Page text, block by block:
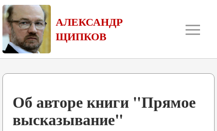
АЛЕКСАНДР
ЩИПКОВ
≡
Об авторе книги "Прямое
высказывание"